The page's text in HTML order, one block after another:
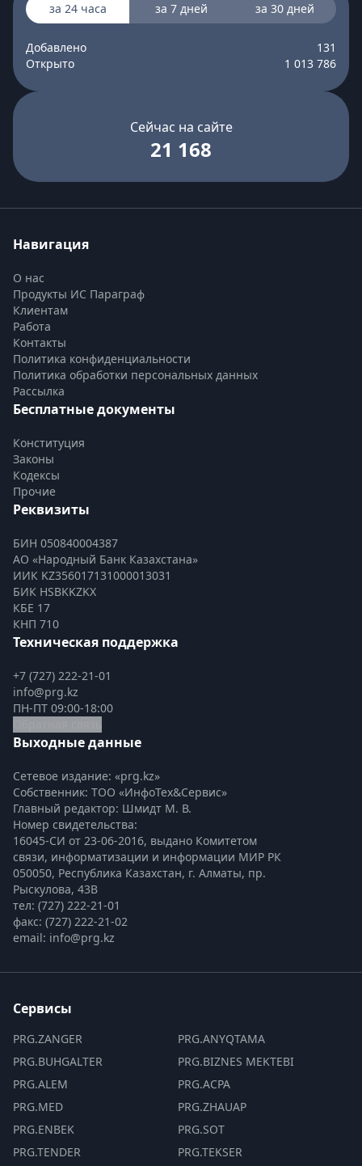
за 24 часа за 7 дней за 30 дней
Добавлено
131
Открыто
1 013 786
Сейчас на сайте
21 168
Навигация
О нас
Продукты ИС Параграф
Клиентам
Работа
Контакты
Политика конфиденциальности
Политика обработки персональных данных
Рассылка
Бесплатные документы
Конституция
Законы
Кодексы
Прочие
Реквизиты
БИН 050840004387
АО «Народный Банк Казахстана»
ИИК KZ356017131000013031
БИК HSBKKZKX
КБЕ 17
КНП 710
Техническая поддержка
+7 (727) 222-21-01
info@prg.kz
ПН-ПТ 09:00-18:00
Выходные данные
Сетевое издание: «prg.kz»
Собственник: ТОО «ИнфоТех&Сервис»
Главный редактор: Шмидт М. В.
Номер свидетельства:
16045-СИ от 23-06-2016, выдано Комитетом
связи, информатизации и информации МИР РК
050050, Республика Казахстан, г. Алматы, пр.
Рыскулова, 43В
тел: (727) 222-21-01
факс: (727) 222-21-02
email: info@prg.kz
Сервисы
PRG.ZANGER
PRG.BUHGALTER
PRG.ALEM
PRG.MED
PRG.ENBEK
PRG.TENDER
PRG.ANYQTAMA
PRG.BIZNES MEKTEBI
PRG.ACPA
PRG.ZHAUAP
PRG.SOT
PRG.TEKSER